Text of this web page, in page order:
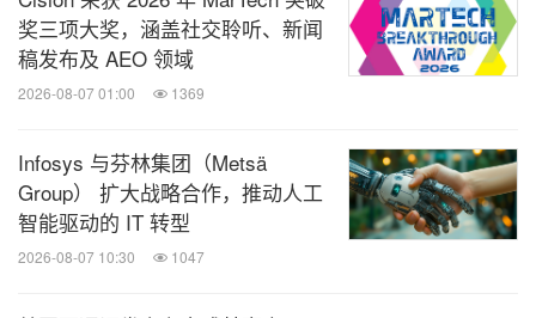
奖三项大奖，涵盖社交聆听、新闻
稿发布及 AEO 领域
2026-08-07 01:00 1369
Infosys 与芬林集团（Metsä
Group） 扩大战略合作，推动人工
智能驱动的 IT 转型
2026-08-07 10:30 1047